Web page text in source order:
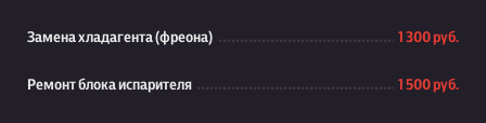
Замена хладагента (фреона) 1 300 руб.
Ремонт блока испарителя 1 500 руб.